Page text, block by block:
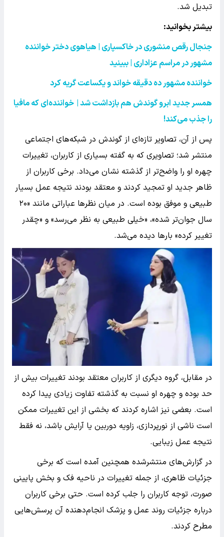
تبدیل شد.
بیشتر بخوانید:
جنجال رقص منشوری در خاکسپاری | هیاهوی دختر خواننده
مشهور در مراسم عزاداری | ببینید
خواننده مشهور ده دقیقه خواند و یکساعت گریه کرد
همسر جدید ابرو گوندش هم بازداشت شد| خواننده‌ای که مافیا
را جذب می‌کند!
پس از آن، تصاویر تازه‌ای از گوندش در شبکه‌های اجتماعی
منتشر شد؛ تصاویری که به گفته بسیاری از کاربران، تغییرات
چهره او را واضح‌تر از گذشته نشان می‌داد. برخی کاربران از
ظاهر جدید او تمجید کردند و معتقد بودند نتیجه عمل بسیار
طبیعی و موفق بوده است. در میان نظرها عباراتی مانند «۲۰
سال جوان‌تر شده»، «خیلی طبیعی به نظر می‌رسد» و «چقدر
تغییر کرده» بارها دیده می‌شد.
در مقابل، گروه دیگری از کاربران معتقد بودند تغییرات بیش از
حد بوده و چهره او نسبت به گذشته تفاوت زیادی پیدا کرده
است. بعضی نیز اشاره کردند که بخشی از این تغییرات ممکن
است ناشی از نورپردازی، زاویه دوربین یا آرایش باشد، نه فقط
نتیجه عمل زیبایی.
در گزارش‌های منتشرشده همچنین آمده است که برخی
جزئیات ظاهری، از جمله تغییرات در ناحیه فک و بخش پایینی
صورت، توجه کاربران را جلب کرده است. حتی برخی کاربران
درباره جزئیات روند عمل و پزشک انجام‌دهنده آن پرسش‌هایی
مطرح کردند.